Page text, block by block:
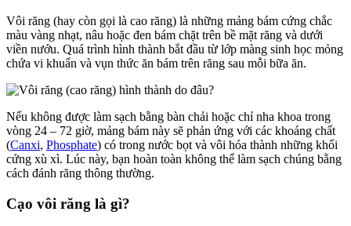
Vôi răng (hay còn gọi là cao răng) là những mảng bám cứng chắc
màu vàng nhạt, nâu hoặc đen bám chặt trên bề mặt răng và dưới
viền nướu. Quá trình hình thành bắt đầu từ lớp màng sinh học mỏng
chứa vi khuẩn và vụn thức ăn bám trên răng sau mỗi bữa ăn.
Nếu không được làm sạch bằng bàn chải hoặc chỉ nha khoa trong
vòng 24 – 72 giờ, mảng bám này sẽ phản ứng với các khoáng chất
(Canxi, Phosphate) có trong nước bọt và vôi hóa thành những khối
cứng xù xì. Lúc này, bạn hoàn toàn không thể làm sạch chúng bằng
cách đánh răng thông thường.
Cạo vôi răng là gì?